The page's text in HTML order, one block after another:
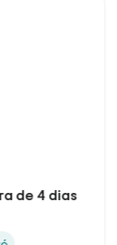
de curta